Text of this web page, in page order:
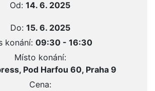
Od: 14. 6. 2025
Do: 15. 6. 2025
konání: 09:30 - 16:30
Místo konání:
Pod Harfou 60, Praha 9
Cena: